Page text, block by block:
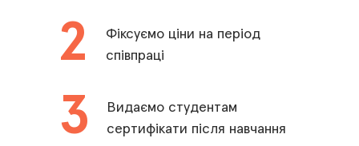
2
Фіксуємо ціни на період
співпраці
3
Видаємо студентам
сертифікати після навчання